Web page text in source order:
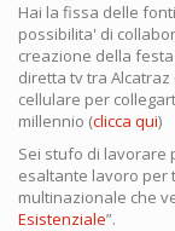
Hai la fissa delle
possibilita' di
creazione della
diretta tv tra Alcatraz
cellulare per
millennio (clicca qui)
Sei stufo di lavorare
esaltante lavoro per
multinazionale che
Esistenziale”.